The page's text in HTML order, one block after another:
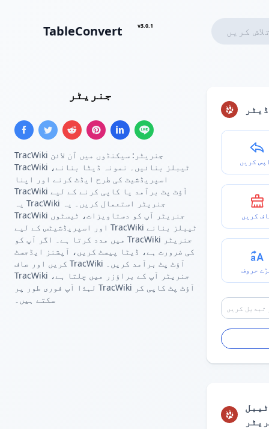
TableConvert v3.0.1
جنریٹر
TracWiki جنریٹر: سیکنڈوں میں آن لائن
TracWiki ٹیبلز بنائیں۔ نمونہ ڈیٹا بنانے،
اسپریڈشیٹ کی طرح ایڈٹ کرنے اور اپنا
TracWiki آؤٹ پٹ برآمد یا کاپی کرنے کے لیے
یہ TracWiki جنریٹر استعمال کریں۔ یہ
TracWiki جنریٹر آپ کو دستاویزات، ٹیسٹوں
اور اسپریڈشیٹس کے لیے TracWiki ٹیبلز بنانے
میں مدد کرتا ہے۔ اگر آپ کو TracWiki جنریٹر
کی ضرورت ہے، ڈیٹا پیسٹ کریں، آپشنز ایڈجسٹ
کریں اور صاف TracWiki آؤٹ پٹ برآمد کریں۔
TracWiki جنریٹر آپ کے براؤزر میں چلتا ہے،
لہذا آپ فوری طور پر TracWiki آؤٹ پٹ کاپی کر
سکتے ہیں۔
کریں
کریں
حروف
ٹیبل